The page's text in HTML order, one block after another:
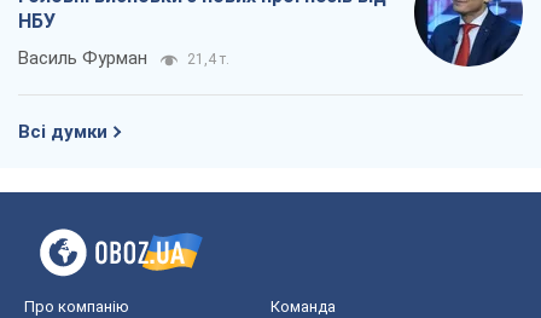
НБУ
Василь Фурман 21,4 т.
Всі думки
Про компанію Команда